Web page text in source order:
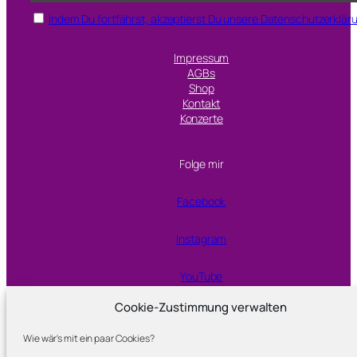
Cookie-Zustimmung verwalten
Wie wär's mit ein paar Cookies?
Indem Du fortfährst, akzeptierst Du unsere
Impressum
AGBs
Shop
Kontakt
Konzerte
Folge mir
Facebook
Instagram
YouTube
Proudly powered by